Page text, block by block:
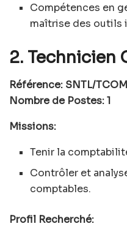
Compétences en
maîtrise des outils
2. Technicien
Référence: SNTL/
Nombre de Postes: 1
Missions:
Tenir la
Contrôler et
comptables.
Profil Recherché: